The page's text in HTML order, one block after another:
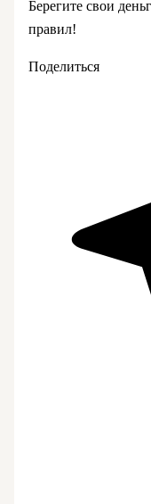
Берегите свои
правил!
Поделиться